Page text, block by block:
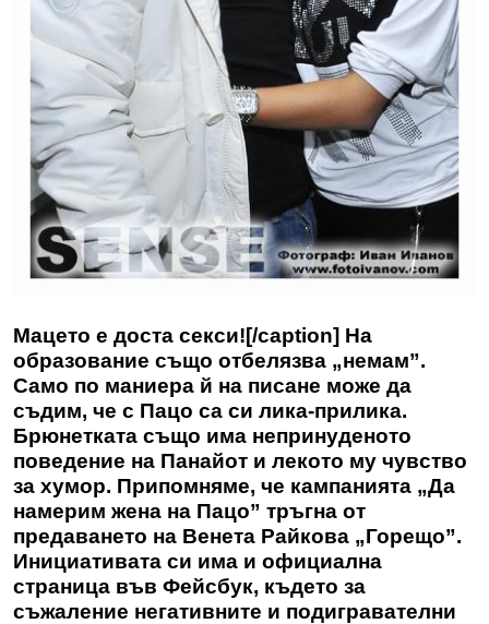
Мацето е доста секси![/caption] На
образование също отбелязва „немам”.
Само по маниера й на писане може да
съдим, че с Пацо са си лика-прилика.
Брюнетката също има непринуденото
поведение на Панайот и лекото му чувство
за хумор. Припомняме, че кампанията „Да
намерим жена на Пацо” тръгна от
предаването на Венета Райкова „Горещо”.
Инициативата си има и официална
страница във Фейсбук, където за
съжаление негативните и подигравателни